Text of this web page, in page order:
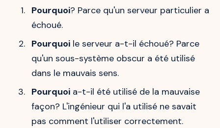
Pourquoi? Parce qu'un serveur particulier a
échoué.
Pourquoi le serveur a-t-il échoué? Parce
qu'un sous-système obscur a été utilisé
dans le mauvais sens.
Pourquoi a-t-il été utilisé de la mauvaise
façon? L'ingénieur qui l'a utilisé ne savait
pas comment l'utiliser correctement.